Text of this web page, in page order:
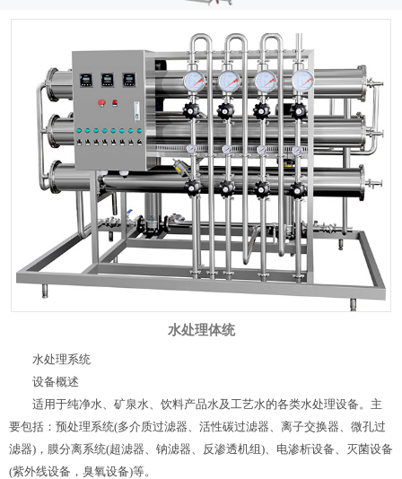
水处理体统
水处理系统
设备概述
适用于纯净水、矿泉水、饮料产品水及工艺水的各类水处理设备。主
要包括：预处理系统(多介质过滤器、活性碳过滤器、离子交换器、微孔过
滤器)，膜分离系统(超滤器、钠滤器、反渗透机组)、电渗析设备、灭菌设备
(紫外线设备，臭氧设备)等。